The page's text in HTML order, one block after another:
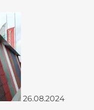
26.08.2024